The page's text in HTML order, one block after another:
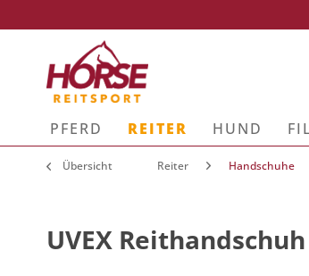
PFERD REITER HUND
Übersicht Reiter Handschuhe
UVEX